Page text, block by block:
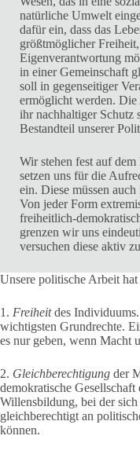
natürliche Umwelt
dafür ein, dass das
größtmöglicher
Eigenverantwortung
in einer Gemeinschaft
soll in gegenseitiger
ermöglicht werden.
ihr nachhaltiger Schutz
Bestandteil unserer
Wir stehen fest auf
setzen uns für die
ein. Diese müssen
Von jeder Form
freiheitlich-
grenzen wir uns
versuchen diese aktiv
Unsere politische Arbeit
1. Freiheitdes
wichtigsten Grundrechte.
es nur geben, wenn Macht
2. Gleichberechtigung der
demokratische
Willensbildung, bei der
gleichberechtigt an
können.